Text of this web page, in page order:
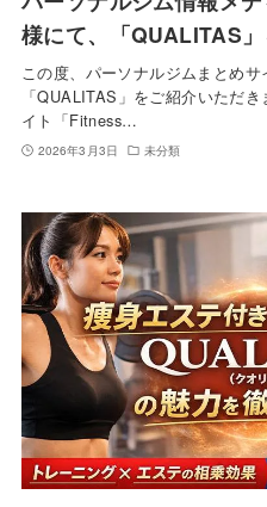
様にて、「QUALITAS
この度、パーソナルジムまとめサ
「QUALITAS」をご紹介いただ
イト「Fitness…
2026年3月3日 未分類